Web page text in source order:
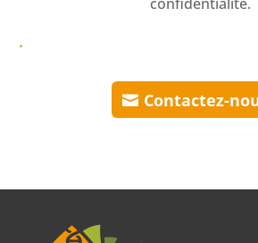
.
Contactez-